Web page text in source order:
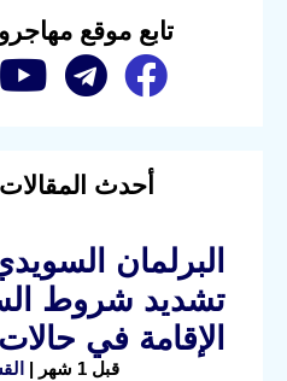
تابع موقع
أحدث
البرلمان
تشديد شروط
الإقامة في
قبل 1 شهر |